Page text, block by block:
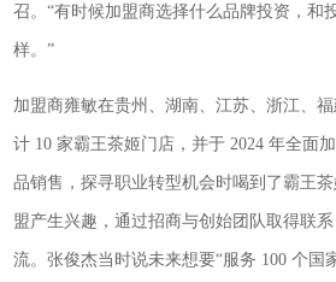
召。“有时候加盟商选择什么品牌投资，和
样。”
加盟商雍敏在贵州、湖南、江苏、浙江、
计 10 家霸王茶姬门店，并于 2024 年全面
品销售，探寻职业转型机会时喝到了霸王
盟产生兴趣，通过招商与创始团队取得联
流。张俊杰当时说未来想要“服务 100 个国